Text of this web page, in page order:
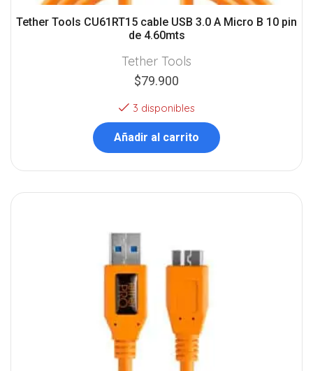
Tether Tools CU61RT15 cable USB 3.0 A Micro B 10 pin
de 4.60mts
Tether Tools
$79.900
3 disponibles
Añadir al carrito